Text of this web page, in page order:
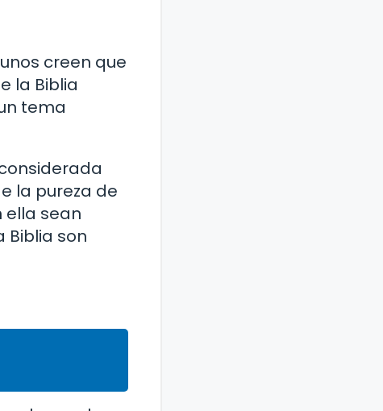
creen que
la Biblia
tema
la pureza de
ella sean
Biblia son